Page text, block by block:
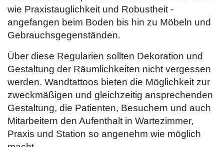
wie Praxistauglichkeit und Robustheit -
angefangen beim Boden bis hin zu Möbeln und
Gebrauchsgegenständen.
Über diese Regularien sollten Dekoration und
Gestaltung der Räumlichkeiten nicht vergessen
werden. Wandtattoos bieten die Möglichkeit zur
zweckmäßigen und gleichzeitig ansprechenden
Gestaltung, die Patienten, Besuchern und auch
Mitarbeitern den Aufenthalt in Wartezimmer,
Praxis und Station so angenehm wie möglich